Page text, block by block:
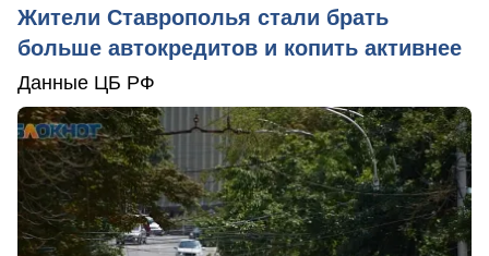
Жители Ставрополья стали брать
больше автокредитов и копить активнее
Данные ЦБ РФ